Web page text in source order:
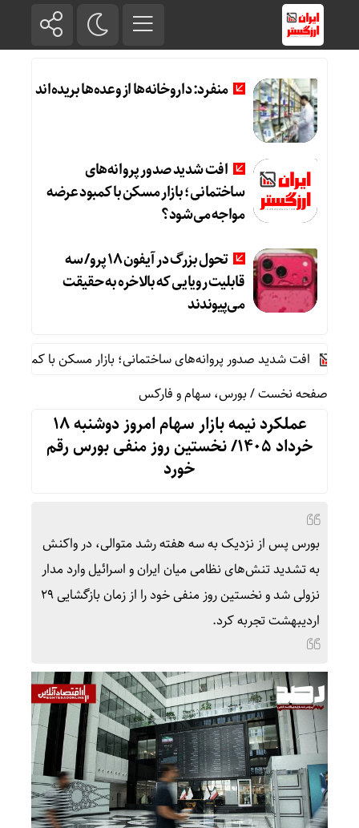
منفرد: داروخانه‌ها از وعده‌ها بریده‌اند
افت شدید صدور پروانه‌های
ساختمانی؛ بازار مسکن با کمبود عرضه
مواجه می‌شود؟
تحول بزرگ در آیفون ۱۸ پرو/ سه
قابلیت رویایی که بالاخره به حقیقت
می‌پیوندند
افت شدید صدور پروانه‌های ساختمانی؛ بازار مسکن با کمبود
صفحه نخست/بورس، سهام و فارکس
عملکرد نیمه بازار سهام امروز دوشنبه ۱۸
خرداد ۱۴۰۵/ نخستین روز منفی بورس رقم
خورد
بورس پس از نزدیک به سه هفته رشد متوالی، در واکنش
به تشدید تنش‌های نظامی میان ایران و اسرائیل وارد مدار
نزولی شد و نخستین روز منفی خود را از زمان بازگشایی ۲۹
اردیبهشت تجربه کرد.